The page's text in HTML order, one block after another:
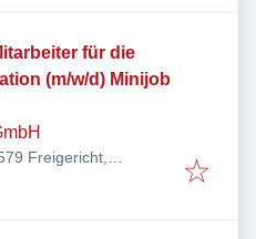
für die
(m/w/d) Minijob
Freigericht,